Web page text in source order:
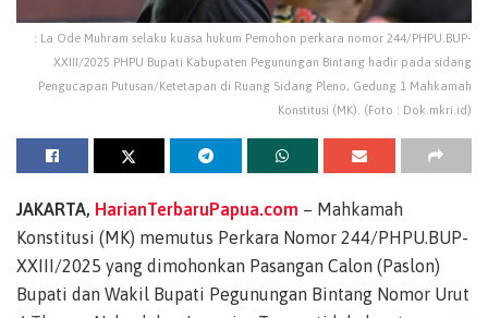
: La Ode Muhram selaku kuasa hukum Pemohon perkara nomor 244/PHPU.BUP-
XXIII/2025 PHPU Bupati Kabupaten Pegunungan Bintang hadir pada sidang
Pengucapan Putusan/Ketetapan di Ruang Sidang Pleno, Gedung 1 Mahkamah
Konstitusi (MK). (Foto : Dok.mkri.id)
JAKARTA, HarianTerbaruPapua.com – Mahkamah
Konstitusi (MK) memutus Perkara Nomor 244/PHPU.BUP-
XXIII/2025 yang dimohonkan Pasangan Calon (Paslon)
Bupati dan Wakil Bupati Pegunungan Bintang Nomor Urut